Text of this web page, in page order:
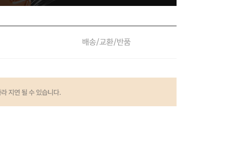
배송/교환/반품